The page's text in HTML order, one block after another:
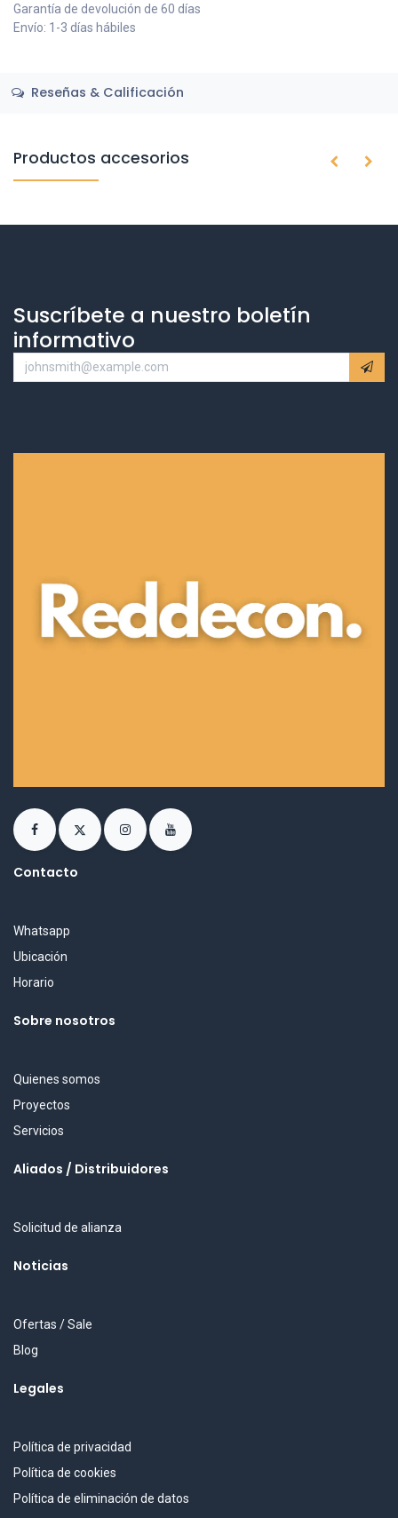
Garantía de devolución de 60 días
Envío: 1-3 días hábiles
Reseñas & Calificación
Productos accesorios
Suscríbete a nuestro boletín
informativo
Contacto
Whatsapp
Ubicación
Horario
Sobre nosotros
Quienes somos
Proyectos
Servicios
Aliados / Distribuidores
Solicitud de alianza
Noticias
Ofertas / Sale
Blog
Legales
Política de privacidad
Política de cookies
Política de eliminación de datos